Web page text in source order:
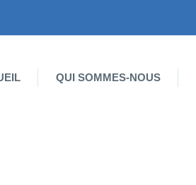
QUI SOMMES-NOUS